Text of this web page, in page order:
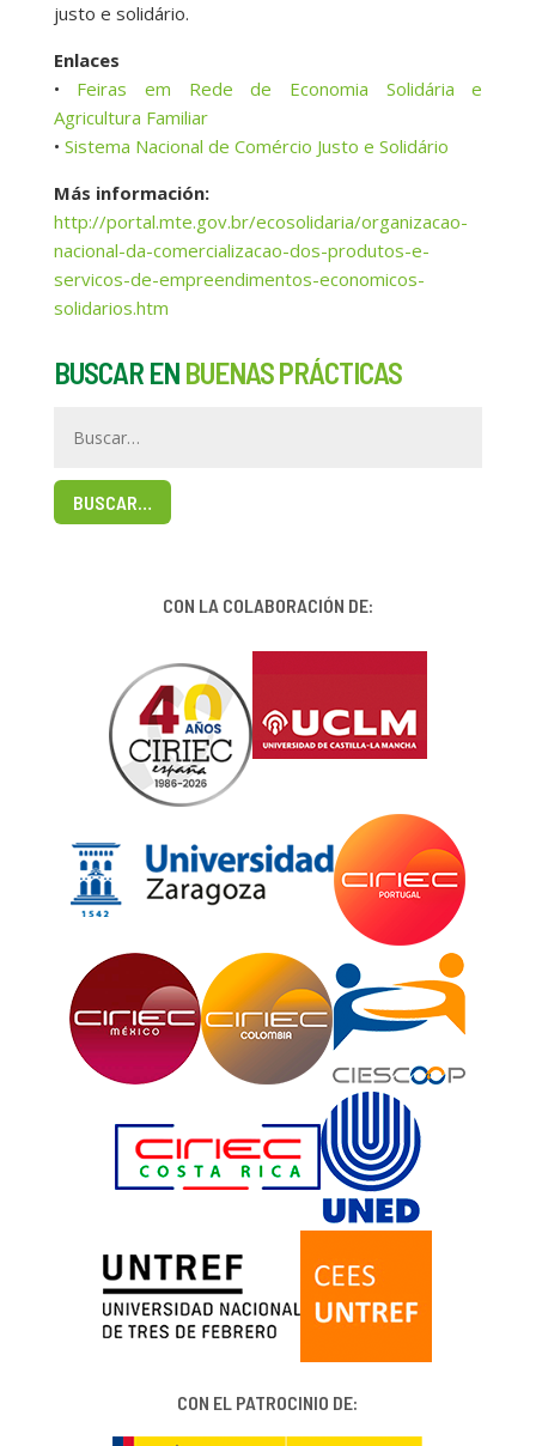
justo e solidário.
Enlaces
• Feiras em Rede de Economia Solidária e
Agricultura Familiar
• Sistema Nacional de Comércio Justo e Solidário
Más información:
http://portal.mte.gov.br/ecosolidaria/organizacao-
nacional-da-comercializacao-dos-produtos-e-
servicos-de-empreendimentos-economicos-
solidarios.htm
BUSCAR EN BUENAS PRÁCTICAS
BUSCAR…
CON LA COLABORACIÓN DE:
CON EL PATROCINIO DE: